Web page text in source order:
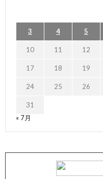
3 4 5
10 11 12
17 18 19
24 25 26
31
« 7月